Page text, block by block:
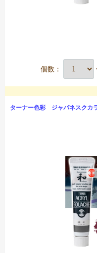
個数：
ターナー色彩 ジャパネスクカ